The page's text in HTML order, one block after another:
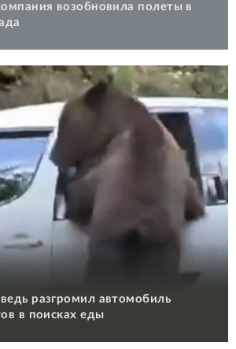
возобновила полеты в
разгромил автомобиль
в поисках еды